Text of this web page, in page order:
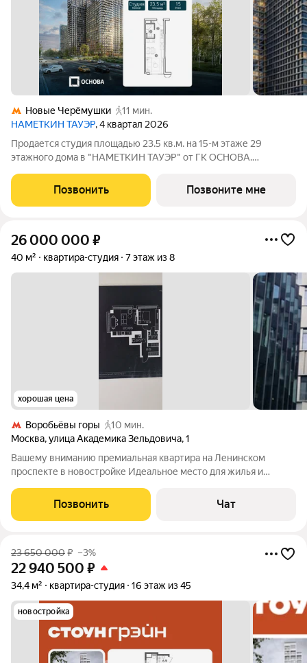
Новые Черёмушки
11 мин.
НАМЕТКИН ТАУЭР, 4 квартал 2026
Продается студия площадью 23.5 кв.м. на 15-м этаже 29
этажного дома в "НАМЕТКИН ТАУЭР" от ГК ОСНОВА.
обслуживанием, располагается в районе Черёмушки на Юго-
Западе Москвы. Архитектура от
Позвонить Позвоните мне
26 000 000 ₽
40 м² квартира-студия 7 этаж из 8
хорошая цена
Воробьёвы горы
10 мин.
Москва,улица Академика Зельдовича,1
Вашему вниманию премиальная квартира на Ленинском
проспекте в новостройке Идеальное место для жилья и
(коммерция: кафе, салоны красоты, продуктовый , лобби,
комната для хранения велосипедов и тп, душ
Позвонить Чат
23 650 000₽ –3%
22 940 500 ₽
34,4 м² квартира-студия 16 этаж из 45
новостройка